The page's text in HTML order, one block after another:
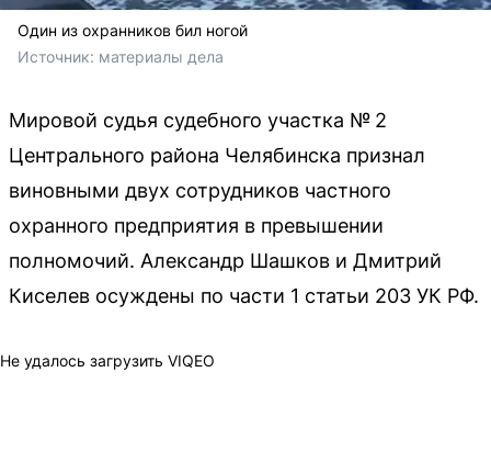
Один из охранников бил ногой
Источник: материалы дела
Мировой судья судебного участка № 2
Центрального района Челябинска признал
виновными двух сотрудников частного
охранного предприятия в превышении
полномочий. Александр Шашков и Дмитрий
Киселев осуждены по части 1 статьи 203 УК РФ.
Не удалось загрузить VIQEO